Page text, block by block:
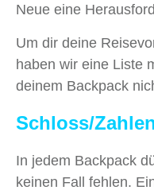
Neue eine
Um dir deine
haben wir eine Liste
deinem Backpack
Schloss/
In jedem Backpack
keinen Fall fehlen.